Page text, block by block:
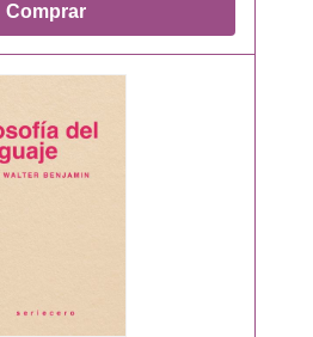
Comprar